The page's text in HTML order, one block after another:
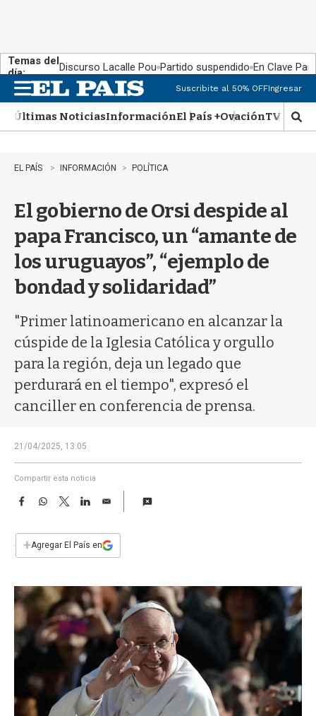
Temas del
día:
Discurso Lacalle Pou Partido suspendido En Clave País
n
u
Suscribite al 50% OFFIngresar
Últimas NoticiasInformaciónEl País +OvaciónTV Show
M
o
�
EL PAÍS INFORMACIÓN POLÍTICA
El gobierno de Orsi despide al
papa Francisco, un “amante de
los uruguayos”, “ejemplo de
bondad y solidaridad”
"Primer latinoamericano en alcanzar la
cúspide de la Iglesia Católica y orgullo
para la región, deja un legado que
perdurará en el tiempo", expresó el
canciller en conferencia de prensa.
21/04/2025, 13:05
Compartir esta noticia
F
e
b
k
W
s
p
T
w
t
L
n
E
i
l
+Agregar El País en